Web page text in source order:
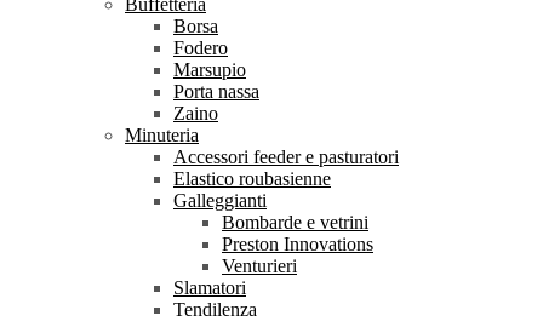
Buffetteria
Borsa
Fodero
Marsupio
Porta nassa
Zaino
Minuteria
Accessori feeder e pasturatori
Elastico roubasienne
Galleggianti
Bombarde e vetrini
Preston Innovations
Venturieri
Slamatori
Tendilenza